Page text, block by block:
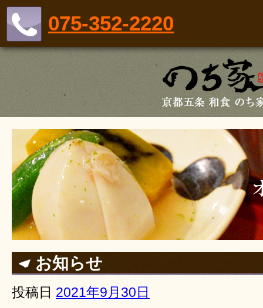
075-352-2220
お知らせ
投稿日 2021年9月30日